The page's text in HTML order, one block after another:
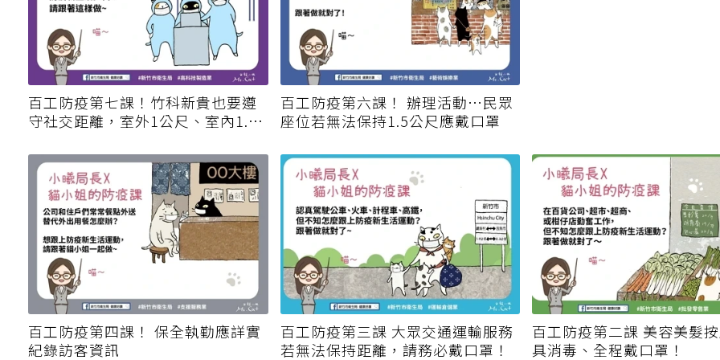
百工防疫第七課！竹科新貴也要遵
守社交距離，室外1公尺、室內1.5
公尺，就像吉魯巴！
百工防疫第六課！ 辦理活動…民眾
座位若無法保持1.5公尺應戴口罩
百工防疫第四課！ 保全執勤應詳實
百工防疫第三課 大眾交通運輸服務
百工防疫第二課 美容美髮